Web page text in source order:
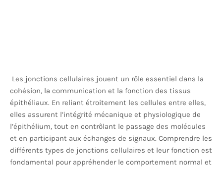
Les jonctions cellulaires jouent un rôle essentiel dans la
cohésion, la communication et la fonction des tissus
épithéliaux. En reliant étroitement les cellules entre elles,
elles assurent l’intégrité mécanique et physiologique de
l’épithélium, tout en contrôlant le passage des molécules
et en participant aux échanges de signaux. Comprendre les
différents types de jonctions cellulaires et leur fonction est
fondamental pour appréhender le comportement normal et